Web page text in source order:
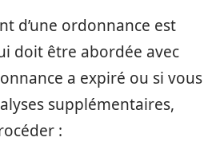
d’une ordonnance est
doit être abordée avec
a expiré ou si vous
supplémentaires,
: